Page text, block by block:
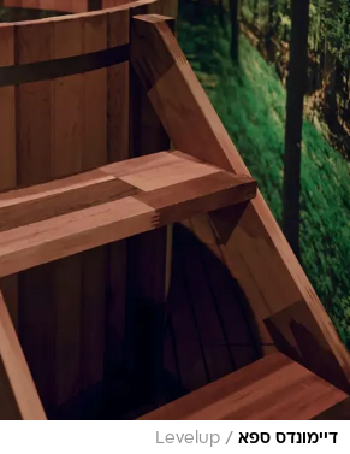
דיימונדס ספא /
Levelup